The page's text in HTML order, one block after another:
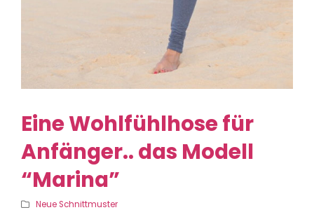
Eine Wohlfühlhose für
Anfänger.. das Modell
“Marina”
Neue Schnittmuster